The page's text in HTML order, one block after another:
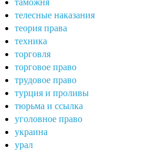
таможня
телесные наказания
теория права
техника
торговля
торговое право
трудовое право
турция и проливы
тюрьма и ссылка
уголовное право
украина
урал